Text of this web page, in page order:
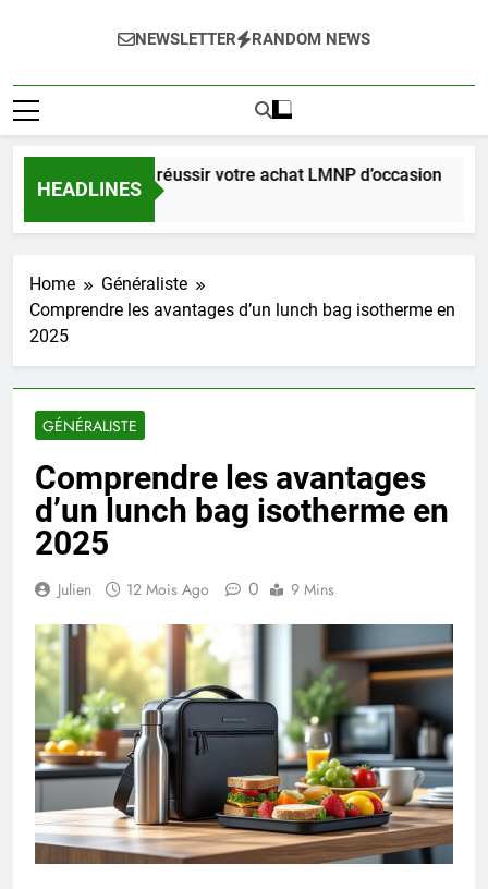
NEWSLETTER RANDOM NEWS
HEADLINES
pour réussir votre achat LMNP d’occasion
Ago
Home
Généraliste
Comprendre les avantages d’un lunch bag isotherme en
2025
GÉNÉRALISTE
Comprendre les avantages
d’un lunch bag isotherme en
2025
Julien 12 Mois Ago 0 9 Mins